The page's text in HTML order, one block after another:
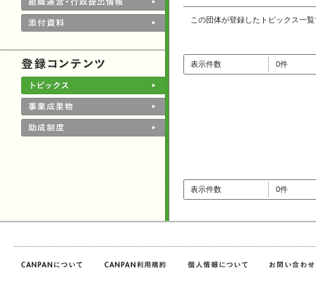
この団体が登録したトピックス一
表示件数 0件
表示件数 0件